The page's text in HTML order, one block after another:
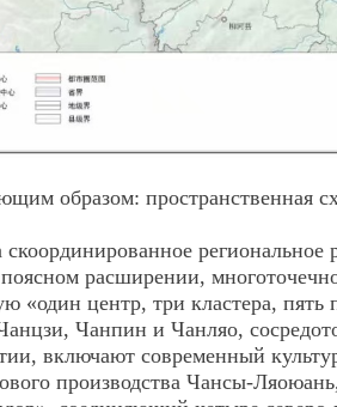
образом: пространственная
расширении,
«один центр, три кластера,
Чанпин и Чанляо,
включают современный
производства Чансы-